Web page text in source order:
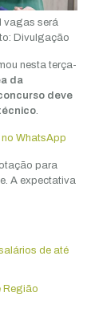
vagas será
Divulgação
nesta terça-
da
deve
.
WhatsApp
para
A expectativa
de até
Região